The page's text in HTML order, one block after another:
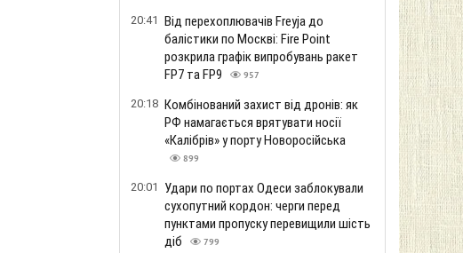
20:41 Від перехоплювачів Freyja до
балістики по Москві: Fire Point
розкрила графік випробувань ракет
FP7 та FP9
957
20:18 Комбінований захист від дронів: як
РФ намагається врятувати носії
«Калібрів» у порту Новоросійська
899
20:01
Удари по портах Одеси заблокували
сухопутний кордон: черги перед
пунктами пропуску перевищили шість
діб
799